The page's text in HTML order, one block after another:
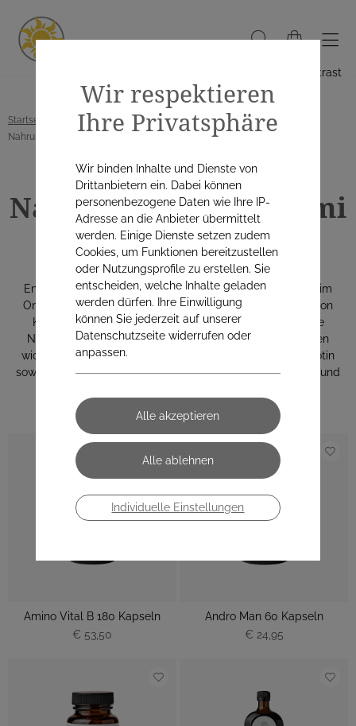
Hoher Kontrast
Startseite Alle Produkte
Unsere Eigenprodukte
Nahrungsergänzungsmittel
Nahrungsergänzungsmi
ttel
Entdecken Sie verschiedene Nahrungsergänzungsmittel im
Online Shop der Borromäus Apotheke Salzburg in Form von
Kapseln oder als Basenpulver. Diese enthalten wertvolle
Nährstoffe wie Eisen, Magnesium oder Omega 3, die einen
wichtigen Beitrag zu Ihrer Gesundheit leisten. Zink und Biotin
sowie einige Vitamine unterstützen den Erhalt von starken und
Amino Vital B 180 Kapseln
€ 53,50
Andro Man 60 Kapseln
€ 24,95
Wir respektieren
Ihre Privatsphäre
Wir binden Inhalte und Dienste von
Drittanbietern ein. Dabei können
personenbezogene Daten wie Ihre IP-
Adresse an die Anbieter übermittelt
werden. Einige Dienste setzen zudem
Cookies, um Funktionen bereitzustellen
oder Nutzungsprofile zu erstellen. Sie
entscheiden, welche Inhalte geladen
werden dürfen. Ihre Einwilligung
können Sie jederzeit auf unserer
Datenschutzseite widerrufen oder
anpassen.
Individuelle Einstellungen